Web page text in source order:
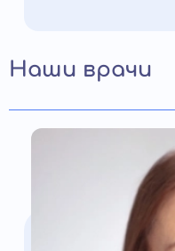
Наши врачи